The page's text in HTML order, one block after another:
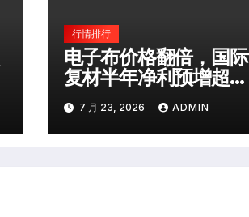
行情排行
电子布价格翻倍，国际
复材半年净利预增超
150%
7 月 23, 2026 ADMIN